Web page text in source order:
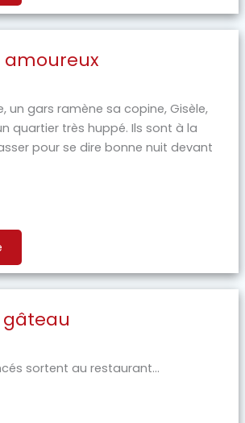
amoureux
un gars ramène sa copine, Gisèle,
quartier très huppé. Ils sont à la
pour se dire bonne nuit devant
gâteau
sortent au restaurant...